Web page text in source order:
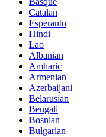
Catalan
Esperanto
Hindi
Lao
Albanian
Amharic
Armenian
Azerbaijani
Belarusian
Bengali
Bosnian
Bulgarian